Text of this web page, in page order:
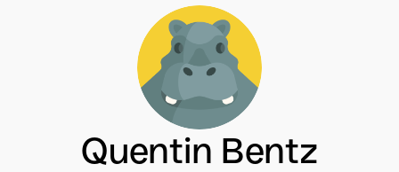
Quentin Bentz